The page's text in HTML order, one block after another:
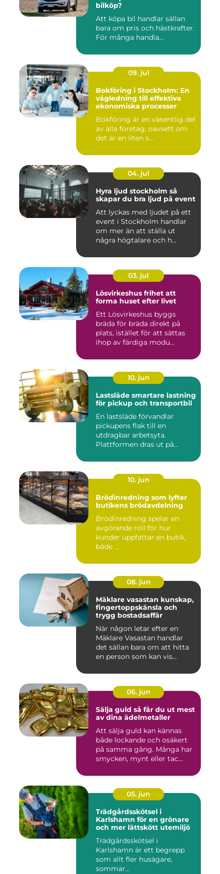
bilköp?
Att köpa bil handlar sällan
bara om pris och hästkrafter.
För många handla...
09. jul
Bokföring i Stockholm: En
vägledning till effektiva
ekonomiska processer
Bokföring är en väsentlig del
av alla företag, oavsett om
det är en liten s...
04. jul
Hyra ljud stockholm så
skapar du bra ljud på event
Att lyckas med ljudet på ett
event i Stockholm handlar
om mer än att ställa ut
några högtalare och h...
03. jul
Lösvirkeshus frihet att
forma huset efter livet
Ett Lösvirkeshus byggs
bräda för bräda direkt på
plats, istället för att sättas
ihop av färdiga modu...
10. jun
Lastsläde smartare lastning
för pickup och transportbil
En lastsläde förvandlar
pickupens flak till en
utdragbar arbetsyta.
Plattformen dras ut på
10. jun
Brödinredning som lyfter
butikens brödavdelning
Brödinredning spelar en
avgörande roll för hur
kunder uppfattar en butik,
både ...
08. jun
Mäklare vasastan kunskap,
fingertoppskänsla och
trygg bostadsaffär
När någon letar efter en
Mäklare Vasastan handlar
det sällan bara om att hitta
en person som kan vis...
06. jun
Sälja guld så får du ut mest
av dina ädelmetaller
Att sälja guld kan kännas
både lockande och osäkert
på samma gång. Många har
smycken, mynt eller tac...
05. jun
Trädgårdsskötsel i
Karlshamn för en grönare
och mer lättskött utemiljö
Trädgårdsskötsel i
Karlshamn är ett begrepp
som allt fler husägare,
sommar...